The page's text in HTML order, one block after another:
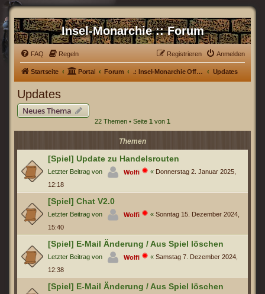
Insel-Monarchie :: Forum
FAQ Regeln Anmelden
Registrieren
Startseite Portal Forum .: Insel-Monarchie Offiziell :. Updates
Updates
Neues Thema
22 Themen • Seite 1 von 1
Themen
[Spiel] Update zu Handelsrouten
Letzter Beitrag von Wolfi « Donnerstag 2. Januar 2025,
12:18
[Spiel] Chat V2.0
Letzter Beitrag von Wolfi « Sonntag 15. Dezember 2024,
15:40
[Spiel] E-Mail Änderung / Aus Spiel löschen
Letzter Beitrag von Wolfi « Samstag 7. Dezember 2024,
12:38
[Spiel] E-Mail Änderung / Aus Spiel löschen